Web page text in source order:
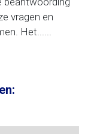
vragen en
Het......